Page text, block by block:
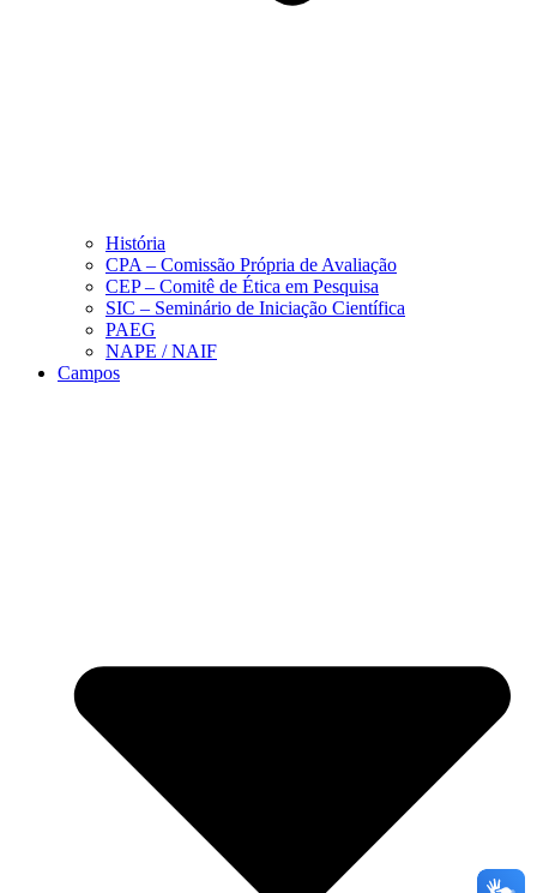
História
CPA – Comissão Própria de Avaliação
CEP – Comitê de Ética em Pesquisa
SIC – Seminário de Iniciação Científica
PAEG
NAPE / NAIF
Campos